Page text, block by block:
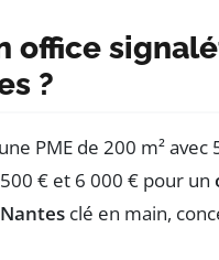
office
?
PME de 200 m² avec
€ et 6 000 € pour un
clé en main,